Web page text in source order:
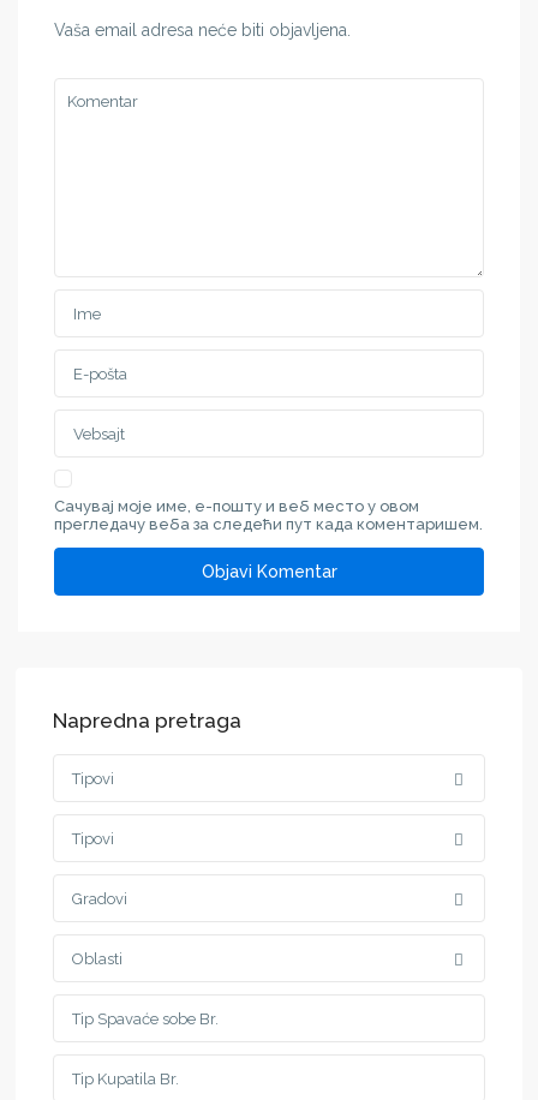
Vaša email adresa neće biti objavljena.
Сачувај моје име, е-пошту и веб место у овом
прегледачу веба за следећи пут када коментаришем.
Napredna pretraga
Tipovi
Tipovi
Gradovi
Oblasti